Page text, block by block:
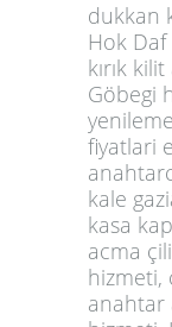
dukkan
Hok
kırık
Göbegi
fiyatlari
kale
kasa
acma
hizmeti,
anahtar